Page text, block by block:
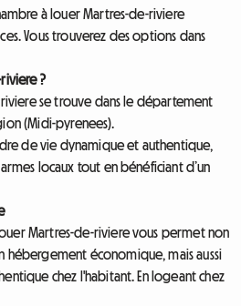
à louer Martres-de-riviere
Vous trouverez des options dans
?
riviere se trouve dans le département
(Midi-pyrenees).
de vie dynamique et authentique,
locaux tout en bénéficiant d’un
Martres-de-riviere vous permet non
hébergement économique, mais aussi
chez l'habitant. En logeant chez